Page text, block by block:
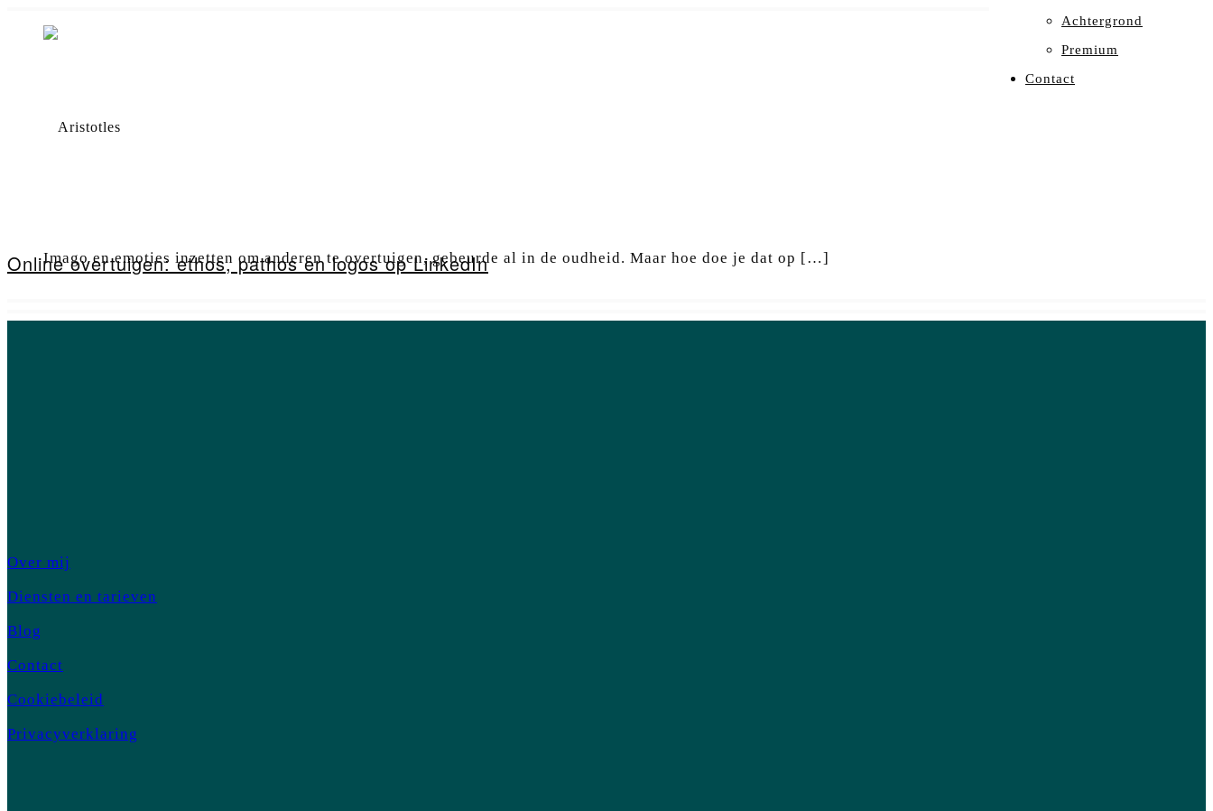
Achtergrond
Premium
Contact
Imago en emoties inzetten om anderen te overtuigen, gebeurde al in de oudheid. Maar hoe doe je dat op […]
Online overtuigen: ethos, pathos en logos op LinkedIn
Over mij
Diensten en tarieven
Blog
Contact
Cookiebeleid
Privacyverklaring